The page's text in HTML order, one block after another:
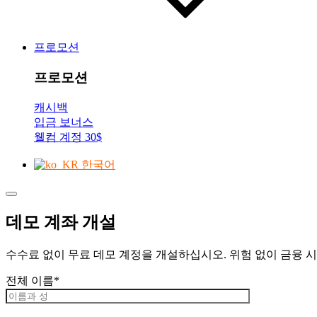
프로모션
프로모션
캐시백
입금 보너스
웰컴 계정 30$
한국어
데모 계좌 개설
수수료 없이 무료 데모 계정을 개설하십시오. 위험 없이 금융
전체 이름*